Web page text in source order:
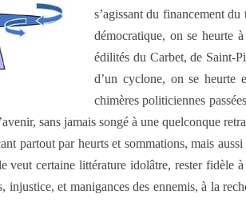
s’agissant du financement
démocratique, on se heurte
édilités du Carbet, de Saint-
d’un cyclone, on se heurte
chimères politiciennes
sans jamais songé à une quelconque
partout par heurts et sommations, mais
certaine littérature idolâtre, rester fidèle
et manigances des ennemis, à la